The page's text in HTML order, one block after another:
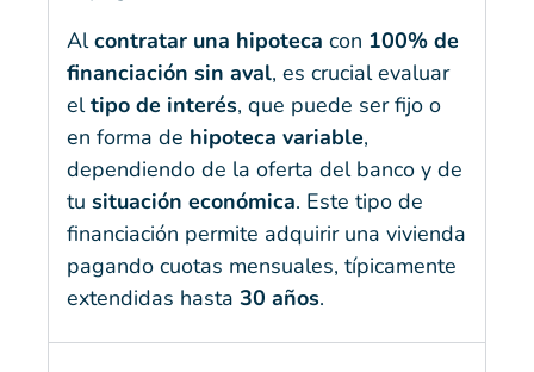
Alcontratar una hipoteca con 100% de
financiación sin aval, es crucial evaluar
eltipo de interés, que puede ser fijo o
en forma de hipoteca variable,
dependiendo de la oferta del banco y de
tu situación económica. Este tipo de
financiación permite adquirir una vivienda
pagando cuotas mensuales, típicamente
extendidas hasta 30 años.